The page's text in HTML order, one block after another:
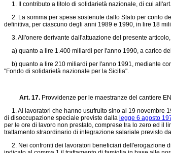
1. Il contributo a titolo di solidarietà nazionale, di cui
2. La somma per spese sostenute dallo Stato per conto
definitiva, per ciascuno degli anni 1989 e 1990, in lire 18
3. All'onere derivante dall'attuazione del presente
a) quanto a lire 1.400 miliardi per l'anno 1990, a carico
b) quanto a lire 210 miliardi per l'anno 1991, mediante
"Fondo di solidarietà nazionale per la Sicilia".
Art. 17. Provvidenze per le maestranze del cantiere
1. Ai lavoratori che hanno usufruito sino al 19 novembre
di disoccupazione speciale previste dalla legge 6 agosto
per le ore di lavoro non prestato, comprese tra lo zero ed il
trattamento straordinario di integrazione salariale previsto
2. Nei confronti dei lavoratori beneficiari dell'erogazione